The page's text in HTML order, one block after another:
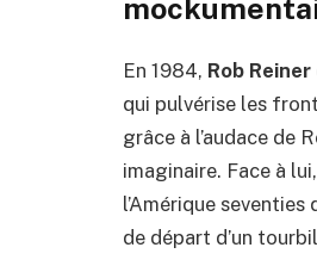
En 1984, Rob Reiner
qui pulvérise les
grâce à l’audace de
imaginaire. Face à
l’Amérique
de départ d’un